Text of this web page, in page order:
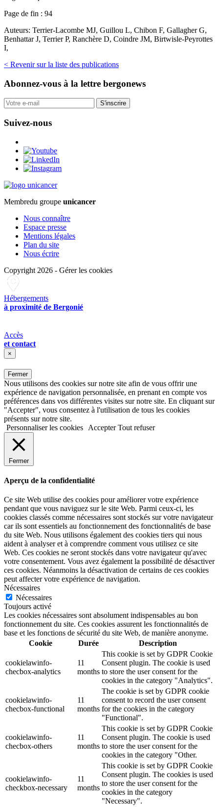
Page de fin : 94
Auteurs: Terrier-Lacombe MJ, Guillou L, Chibon F, Gallagher G,
Benhattar J, Terrier P, Ranchère D, Coindre JM, Birtwisle-Peyrottes
I,
< Revenir sur la liste des publications
Abonnez-vous à la lettre bergonews
S'inscrire
Suivez-nous
Membredu groupe unicancer
Nous connaître
Espace presse
Mentions légales
Plan du site
Nous écrire
Copyright 2026 - Gérer les cookies
Hébergements
à proximité de Bergonié
Accès
et contact
×
Fermer
Nous utilisons des cookies sur notre site afin de vous offrir une
expérience de navigation personnalisée, en prenant en compte vos
préférences dans vos différentes visites sur notre site. En cliquant sur
"Accepter", vous consentez à l'utilisation de tous les cookies
présents sur notre site.
Personnaliser les cookies
Accepter Tout refuser
Fermer
Aperçu de la confidentialité
Ce site Web utilise des cookies pour améliorer votre expérience
pendant que vous naviguez sur le site Web. Parmi ceux-ci, les
cookies classés comme nécessaires sont stockés sur votre navigateur
car ils sont essentiels au fonctionnement des fonctionnalités de base
du site Web. Nous utilisons également des cookies tiers qui nous
aident à analyser et à comprendre comment vous utilisez ce site
Web. Ces cookies ne seront stockés dans votre navigateur qu'avec
votre consentement. Vous avez également la possibilité de désactiver
ces cookies. Néanmoins la désactivation de certains de ces cookies
peut affecter votre expérience de navigation.
Nécessaires
Nécessaires
Toujours activé
Les cookies nécessaires sont absolument indispensables au bon
fonctionnement du site. Ces cookies assurent les fonctionnalités de
base et les fonctions de sécurité du site Web, de manière anonyme.
Cookie
Durée Description
cookielawinfo-
checbox-analytics
11
months
This cookie is set by GDPR Cookie
Consent plugin. The cookie is used
to store the user consent for the
cookies in the category "Analytics".
cookielawinfo-
checbox-functional
11
months
The cookie is set by GDPR cookie
consent to record the user consent
for the cookies in the category
"Functional".
cookielawinfo-
checbox-others
11
months
This cookie is set by GDPR Cookie
Consent plugin. The cookie is used
to store the user consent for the
cookies in the category "Other.
cookielawinfo-
checkbox-necessary
11
months
This cookie is set by GDPR Cookie
Consent plugin. The cookies is used
to store the user consent for the
cookies in the category
"Necessary".